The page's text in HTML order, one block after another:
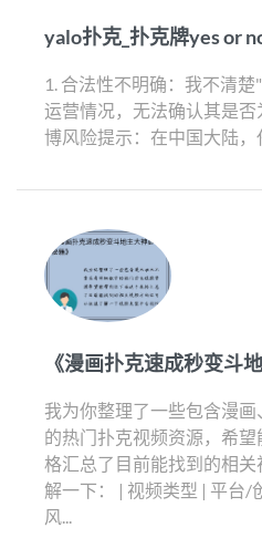
yalo扑克_扑克牌yes or
1. 合法性不明确：我不清
运营情况，无法确认其是否
博风险提示：在中国大陆，
《漫画扑克速成秒变斗
我为你整理了一些包含漫
的热门扑克视频资源，希
格汇总了目前能找到的相
解一下： | 视频类型 | 平台/
风...